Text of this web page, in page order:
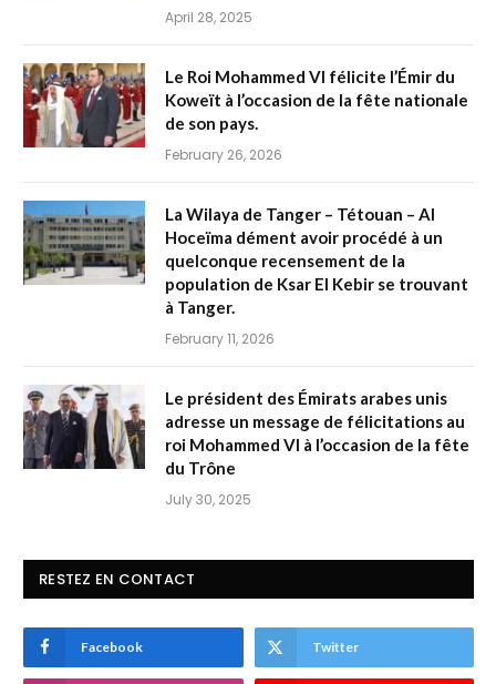
April 28, 2025
Le Roi Mohammed VI félicite l’Émir du
Koweït à l’occasion de la fête nationale
de son pays.
February 26, 2026
La Wilaya de Tanger – Tétouan – Al
Hoceïma dément avoir procédé à un
quelconque recensement de la
population de Ksar El Kebir se trouvant
à Tanger.
February 11, 2026
Le président des Émirats arabes unis
adresse un message de félicitations au
roi Mohammed VI à l’occasion de la fête
du Trône
July 30, 2025
RESTEZ EN CONTACT
Facebook Twitter